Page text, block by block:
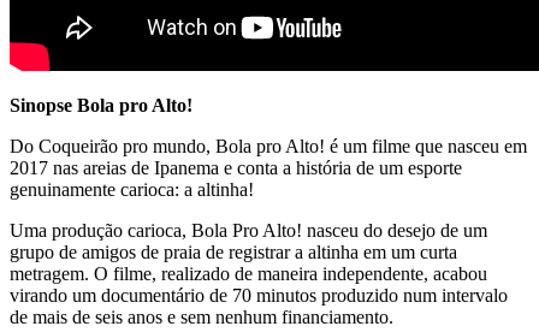
Sinopse Bola pro Alto!
Do Coqueirão pro mundo, Bola pro Alto! é um filme que nasceu em
2017 nas areias de Ipanema e conta a história de um esporte
genuinamente carioca: a altinha!
Uma produção carioca, Bola Pro Alto! nasceu do desejo de um
grupo de amigos de praia de registrar a altinha em um curta
metragem. O filme, realizado de maneira independente, acabou
virando um documentário de 70 minutos produzido num intervalo
de mais de seis anos e sem nenhum financiamento.